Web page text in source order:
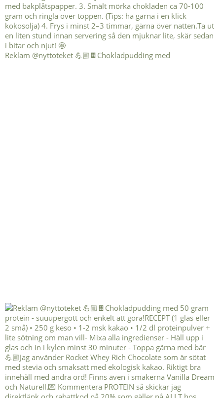
Reklam @nyttoteket 💪🏼🍫Chokladpudding med